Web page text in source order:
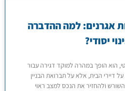
אגרנים: למה ההדברה
יסודי?
הוא הופך במהרה למוקד דגירה עבור
דיירי הבית, אלא על תברואת הבניין
ולהחזיר את הנכס למצב ראוי